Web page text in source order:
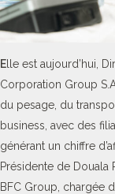
E lle est aujourd’hui,
Corporation Group
du pesage, du
business, avec des
générant un chiffre
Présidente de Douala
BFC Group, chargée